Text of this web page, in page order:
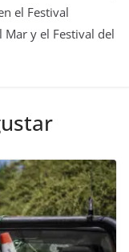
el Festival
Mar y el Festival del